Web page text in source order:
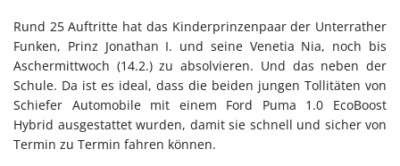
Rund 25 Auftritte hat das Kinderprinzenpaar der Unterrather
Funken, Prinz Jonathan I. und seine Venetia Nia, noch bis
Aschermittwoch (14.2.) zu absolvieren. Und das neben der
Schule. Da ist es ideal, dass die beiden jungen Tollitäten von
Schiefer Automobile mit einem Ford Puma 1.0 EcoBoost
Hybrid ausgestattet wurden, damit sie schnell und sicher von
Termin zu Termin fahren können.